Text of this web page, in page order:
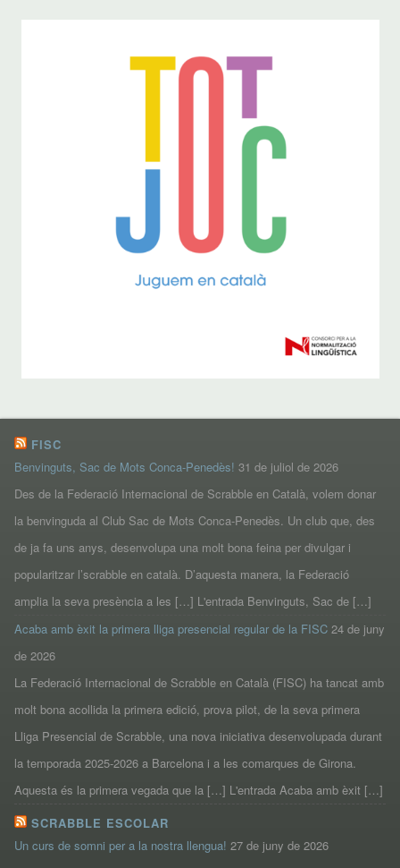
FISC
Benvinguts, Sac de Mots Conca-Penedès! 31 de juliol de 2026
Des de la Federació Internacional de Scrabble en Català, volem donar
la benvinguda al Club Sac de Mots Conca-Penedès. Un club que, des
de ja fa uns anys, desenvolupa una molt bona feina per divulgar i
popularitzar l’scrabble en català. D’aquesta manera, la Federació
amplia la seva presència a les […] L'entrada Benvinguts, Sac de […]
Acaba amb èxit la primera lliga presencial regular de la FISC 24 de juny
de 2026
La Federació Internacional de Scrabble en Català (FISC) ha tancat amb
molt bona acollida la primera edició, prova pilot, de la seva primera
Lliga Presencial de Scrabble, una nova iniciativa desenvolupada durant
la temporada 2025-2026 a Barcelona i a les comarques de Girona.
Aquesta és la primera vegada que la […] L'entrada Acaba amb èxit […]
SCRABBLE ESCOLAR
Un curs de somni per a la nostra llengua! 27 de juny de 2026